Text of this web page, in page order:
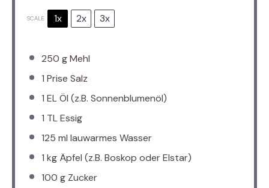
SCALE 1x 2x 3x
250 gMehl
1 Prise Salz
1 EL Öl (z.B. Sonnenblumenöl)
1 TL Essig
125 ml lauwarmes Wasser
1 kg Äpfel (z.B. Boskop oder Elstar)
100 g Zucker